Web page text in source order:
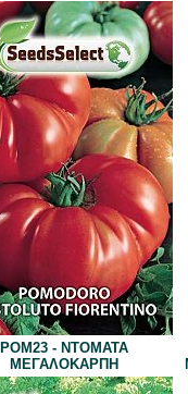
POM23 - ΝΤΟΜΑΤΑ
ΜΕΓΑΛΟΚΑΡΠΗ